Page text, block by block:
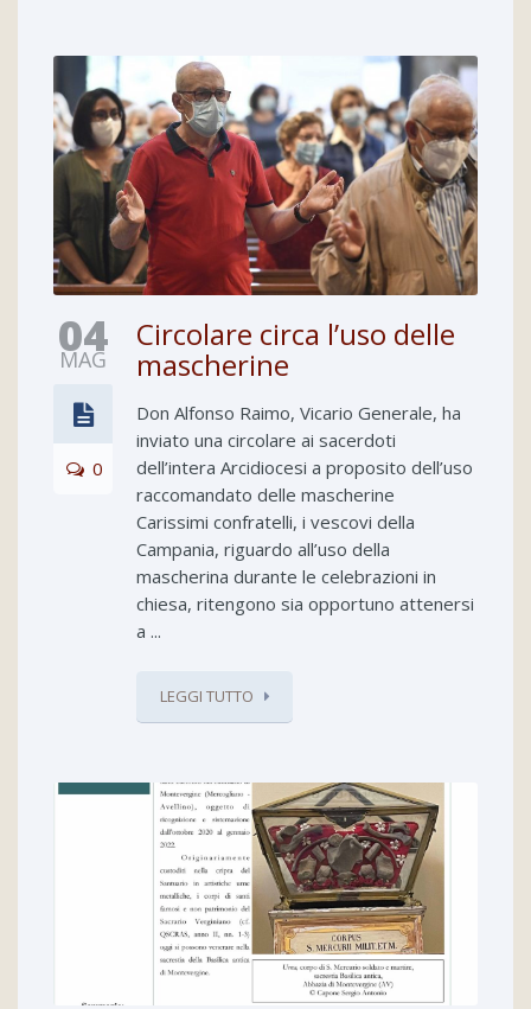
04
MAG
0
Circolare circa l’uso delle
mascherine
Don Alfonso Raimo, Vicario Generale, ha
inviato una circolare ai sacerdoti
dell’intera Arcidiocesi a proposito dell’uso
raccomandato delle mascherine
Carissimi confratelli, i vescovi della
Campania, riguardo all’uso della
mascherina durante le celebrazioni in
chiesa, ritengono sia opportuno attenersi
a ...
LEGGI TUTTO